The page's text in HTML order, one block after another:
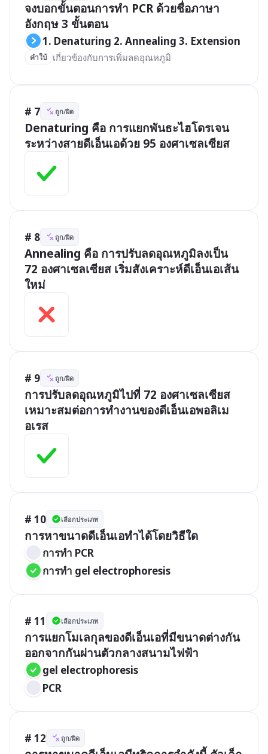
จงบอกขั้นตอนการทำ PCR ด้วยชื่อภาษา
อังกฤษ 3 ขั้นตอน
1. Denaturing 2. Annealing 3. Extension
คำใบ้ เกี่ยวข้องกับการเพิ่มลดอุณหภูมิ
# 7 ถูก/ผิด
Denaturing คือ การแยกพันธะไฮโดรเจน
ระหว่างสายดีเอ็นเอด้วย 95 องศาเซลเซียส
# 8 ถูก/ผิด
Annealing คือ การปรับลดอุณหภูมิลงเป็น
72 องศาเซลเซียส เริ่มสังเคราะห์ดีเอ็นเอเส้น
ใหม่
# 9 ถูก/ผิด
การปรับลดอุณหภูมิไปที่ 72 องศาเซลเซียส
เหมาะสมต่อการทำงานของดีเอ็นเอพอลิเม
อเรส
# 10 เลือกประเภท
การหาขนาดดีเอ็นเอทำได้โดยวิธีใด
การทำ PCR
การทำ gel electrophoresis
# 11 เลือกประเภท
การแยกโมเลกุลของดีเอ็นเอที่มีขนาดต่างกัน
ออกจากกันผ่านตัวกลางสนามไฟฟ้า
gel electrophoresis
PCR
# 12 ถูก/ผิด